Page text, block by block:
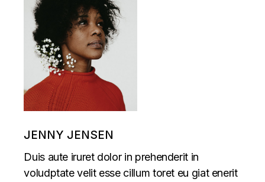
JENNY JENSEN
Duis aute iruret dolor in prehenderit in
voludptate velit esse cillum toret eu giat enerit